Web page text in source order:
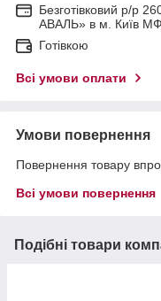
Безготівковий р/р
АВАЛЬ» в м. Київ
Готівкою
Всі умови оплати
Умови повернення
Повернення товару
Всі умови повернення
Подібні товари